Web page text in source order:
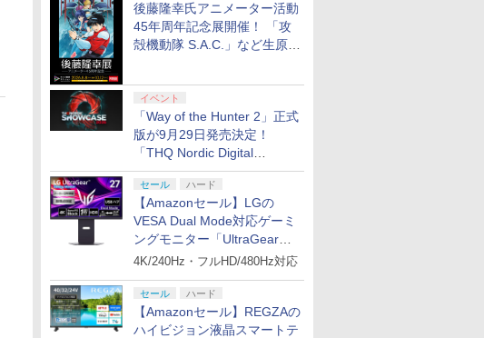
後藤隆幸氏アニメーター活動
45年周年記念展開催！ 「攻
殻機動隊 S.A.C.」など生原
イベント
「Way of the Hunter 2」正式
版が9月29日発売決定！
「THQ Nordic Digital
Showcase 2026」まとめ
セール ハード
【Amazonセール】LGの
VESA Dual Mode対応ゲーミ
ングモニター「UltraGear
27G850A-B」がお買い得！
4K/240Hz・フルHD/480Hz対応
セール ハード
【Amazonセール】REGZAの
ハイビジョン液晶スマートテ